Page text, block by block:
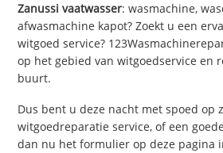
Zanussi vaatwasser: wasmachine,
afwasmachine kapot? Zoekt u een
witgoed service?
op het gebied van witgoedservice en
buurt.
Dus bent u deze nacht met spoed op
witgoedreparatie service, of een
dan nu het formulier op deze pagina